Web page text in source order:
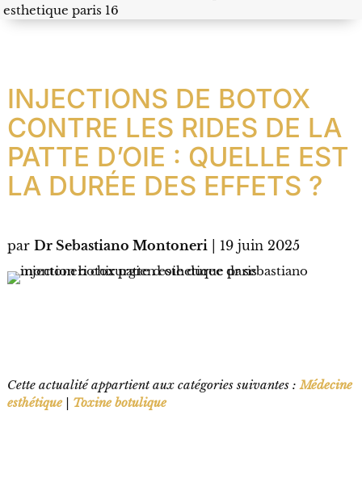
INJECTIONS DE BOTOX
CONTRE LES RIDES DE LA
PATTE D’OIE : QUELLE EST
LA DURÉE DES EFFETS ?
par Dr Sebastiano Montoneri 19 juin 2025
Cette actualité appartient aux catégories suivantes :Médecine
esthétique| Toxine botulique